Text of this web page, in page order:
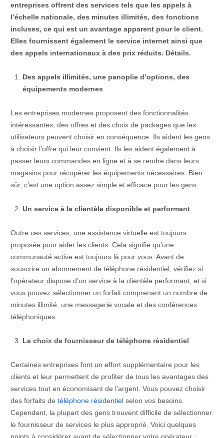
entreprises offrent des services tels que les appels à
l’échelle nationale, des minutes illimités, des fonctions
incluses, ce qui est un avantage apparent pour le client.
Elles fournissent également le service internet ainsi que
des appels internationaux à des prix réduits. Détails.
Des appels illimités, une panoplie d’options, des
équipements modernes
Les entreprises modernes proposent des fonctionnalités
intéressantes, des offres et des choix de packages que les
utilisateurs peuvent choisir en conséquence. Ils aident les gens
à choisir l’offre qui leur convient. Ils les aident également à
passer leurs commandes en ligne et à se rendre dans leurs
magasins pour récupérer les équipements nécessaires. Bien
sûr, c’est une option assez simple et efficace pour les gens.
Un service à la clientèle disponible et performant
Outre ces services, une assistance virtuelle est toujours
proposée pour aider les clients. Cela signifie qu’une
communauté active est toujours là pour vous. Avant de
souscrire un abonnement de téléphone résidentiel, vérifiez si
l’opérateur dispose d’un service à la clientèle performant, et si
vous pouvez sélectionner un forfait comprenant un nombre de
minutes illimité, une messagerie vocale et des conférences
téléphoniques.
Le choix de fournisseur de téléphone résidentiel
Certaines entreprises font un effort supplémentaire pour les
clients et leur permettent de profiter de tous les avantages des
services tout en économisant de l’argent. Vous pouvez choisir
des forfaits de téléphone résidentielselon vos besoins.
Cependant, la plupart des gens trouvent difficile de sélectionner
le fournisseur de services le plus approprié. Voici quelques
points à considérer avant de sélectionner votre opérateur :